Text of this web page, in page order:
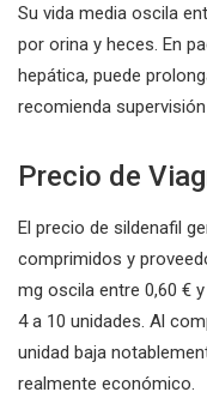
Su vida media oscila
por orina y heces. En
hepática, puede
recomienda
Precio de
El precio de sildenafil
comprimidos y
mg oscila entre 0,60 €
4 a 10 unidades. Al
unidad baja
realmente económico.